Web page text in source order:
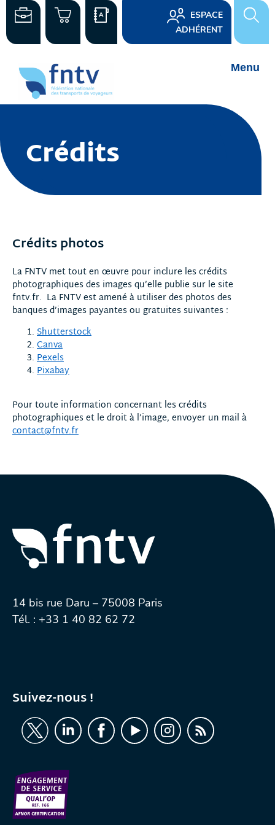
ESPACE
ADHÉRENT
Crédits
Crédits photos
La FNTV met tout en œuvre pour inclure les crédits
photographiques des images qu’elle publie sur le site
fntv.fr. La FNTV est amené à utiliser des photos des
banques d’images payantes ou gratuites suivantes :
Shutterstock
Canva
Pexels
Pixabay
Pour toute information concernant les crédits
photographiques et le droit à l’image, envoyer un mail à
contact@fntv.fr
14 bis rue Daru – 75008 Paris
Tél. : +33 1 40 82 62 72
Suivez-nous !